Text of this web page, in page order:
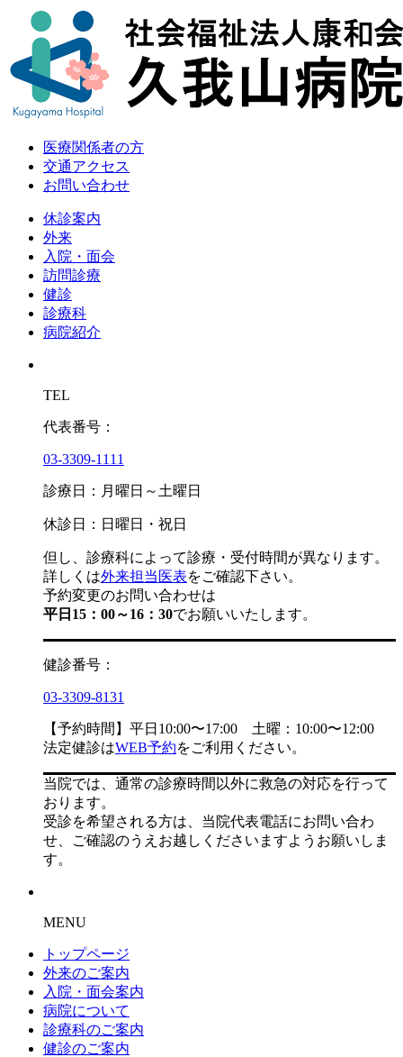
医療関係者の方
交通アクセス
お問い合わせ
休診案内
外来
入院・面会
訪問診療
健診
診療科
病院紹介
TEL
代表番号：
03-3309-1111
診療日：月曜日～土曜日
休診日：日曜日・祝日
但し、診療科によって診療・受付時間が異なります。
詳しくは外来担当医表をご確認下さい。
予約変更のお問い合わせは
平日15：00～16：30でお願いいたします。
健診番号：
03-3309-8131
【予約時間】平日10:00〜17:00 土曜：10:00〜12:00
法定健診はWEB予約をご利用ください。
当院では、通常の診療時間以外に救急の対応を行って
おります。
受診を希望される方は、当院代表電話にお問い合わ
せ、ご確認のうえお越しくださいますようお願いしま
す。
MENU
トップページ
外来のご案内
入院・面会案内
病院について
診療科のご案内
健診のご案内